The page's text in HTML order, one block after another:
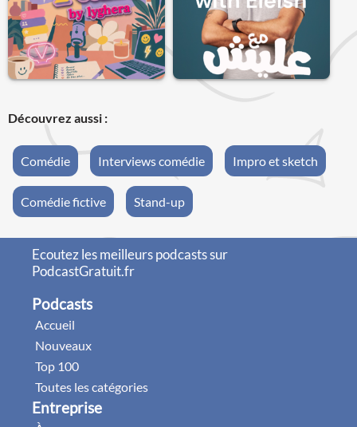
Découvrez aussi :
Comédie Interviews comédie Impro et sketch
Comédie fictive Stand-up
Ecoutez les meilleurs podcasts sur
PodcastGratuit.fr
Podcasts
Accueil
Nouveaux
Top 100
Toutes les catégories
Entreprise